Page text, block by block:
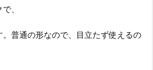
、
。普通の形なので、目立たず使えるの